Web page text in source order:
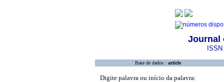
Journal
Base de dados : article
Digite palavra ou início da palavra: